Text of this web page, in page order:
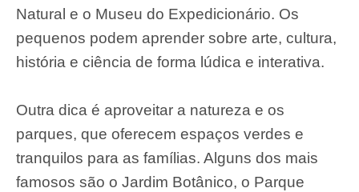
Natural e o Museu do Expedicionário. Os
pequenos podem aprender sobre arte, cultura,
história e ciência de forma lúdica e interativa.
Outra dica é aproveitar a natureza e os
parques, que oferecem espaços verdes e
tranquilos para as famílias. Alguns dos mais
famosos são o Jardim Botânico, o Parque